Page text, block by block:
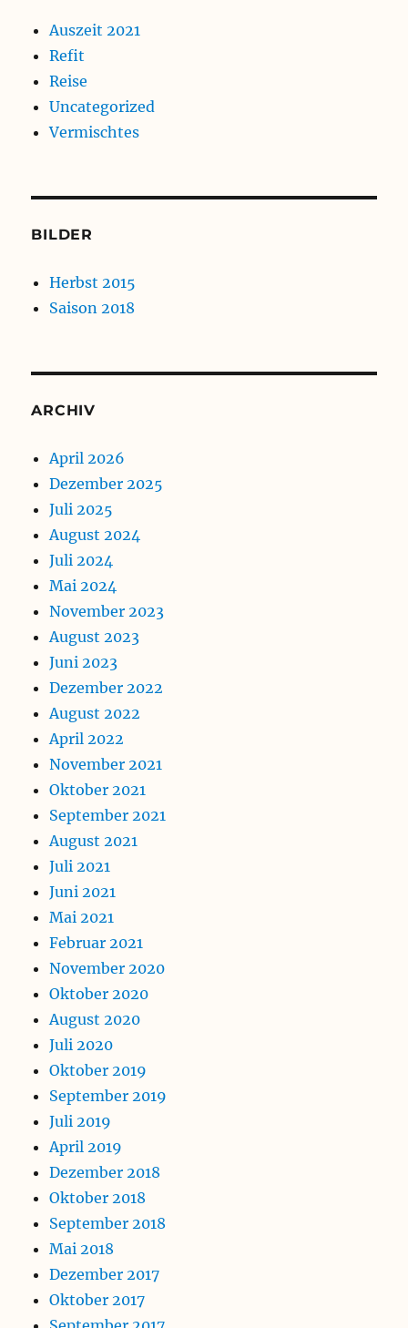
Auszeit 2021
Refit
Reise
Uncategorized
Vermischtes
BILDER
Herbst 2015
Saison 2018
ARCHIV
April 2026
Dezember 2025
Juli 2025
August 2024
Juli 2024
Mai 2024
November 2023
August 2023
Juni 2023
Dezember 2022
August 2022
April 2022
November 2021
Oktober 2021
September 2021
August 2021
Juli 2021
Juni 2021
Mai 2021
Februar 2021
November 2020
Oktober 2020
August 2020
Juli 2020
Oktober 2019
September 2019
Juli 2019
April 2019
Dezember 2018
Oktober 2018
September 2018
Mai 2018
Dezember 2017
Oktober 2017